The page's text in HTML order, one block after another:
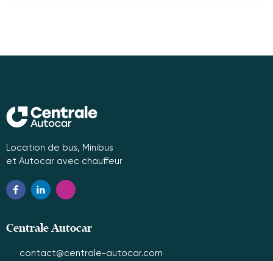
Location de bus, Minibus
et Autocar avec chauffeur
Centrale Autocar
contact@centrale-autocar.com